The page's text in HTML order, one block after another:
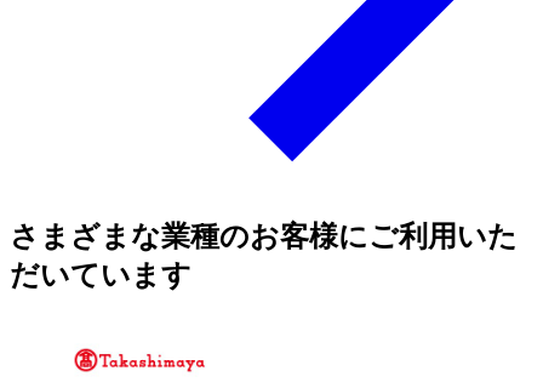
さまざまな業種のお客様にご利用いた
だいています